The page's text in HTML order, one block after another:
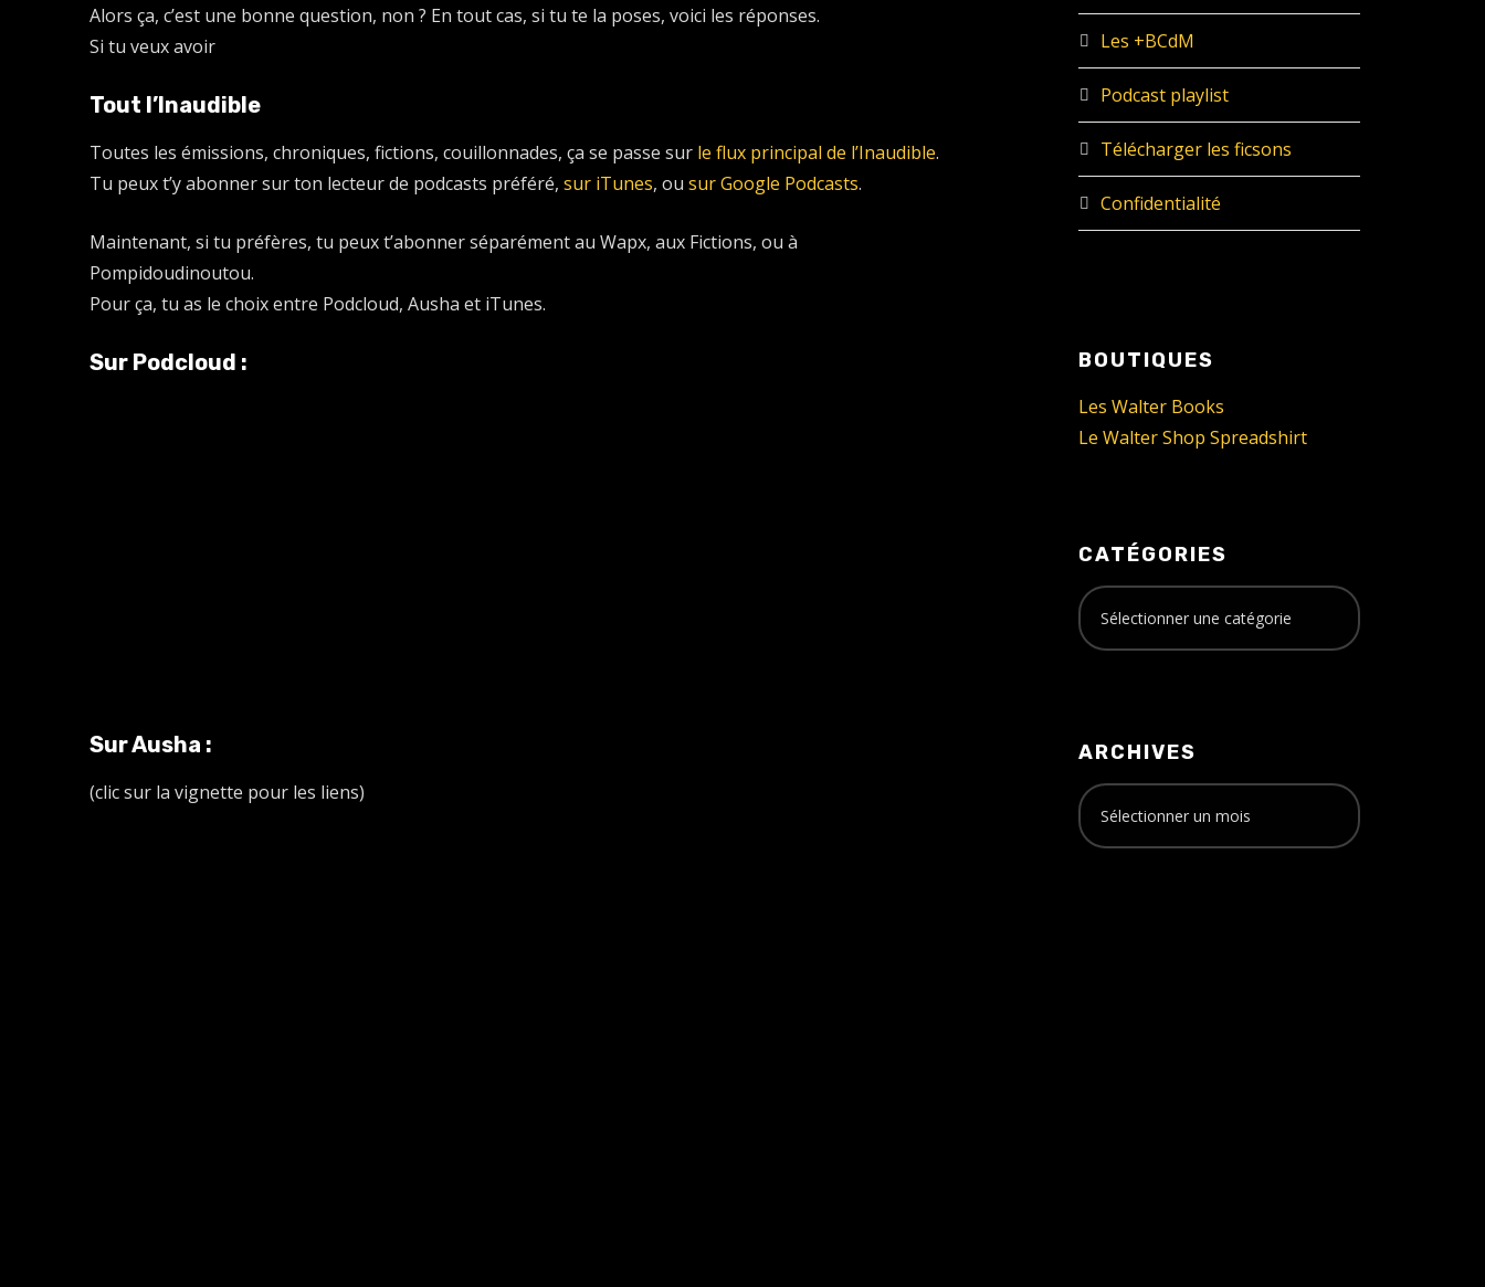
Alors ça, c’est une bonne question, non ? En tout cas, si tu te la poses, voici les réponses.
Si tu veux avoir
Tout l’Inaudible
Toutes les émissions, chroniques, fictions, couillonnades, ça se passe sur le flux principal de l’Inaudible.
Tu peux t’y abonner sur ton lecteur de podcasts préféré, sur iTunes, ou sur Google Podcasts.
Maintenant, si tu préfères, tu peux t’abonner séparément au Wapx, aux Fictions, ou à
Pompidoudinoutou.
Pour ça, tu as le choix entre Podcloud, Ausha et iTunes.
Sur Podcloud :
Sur Ausha :
(clic sur la vignette pour les liens)
Les +BCdM
Podcast playlist
Télécharger les ficsons
Confidentialité
BOUTIQUES
Les Walter Books
Le Walter Shop Spreadshirt
CATÉGORIES
ARCHIVES